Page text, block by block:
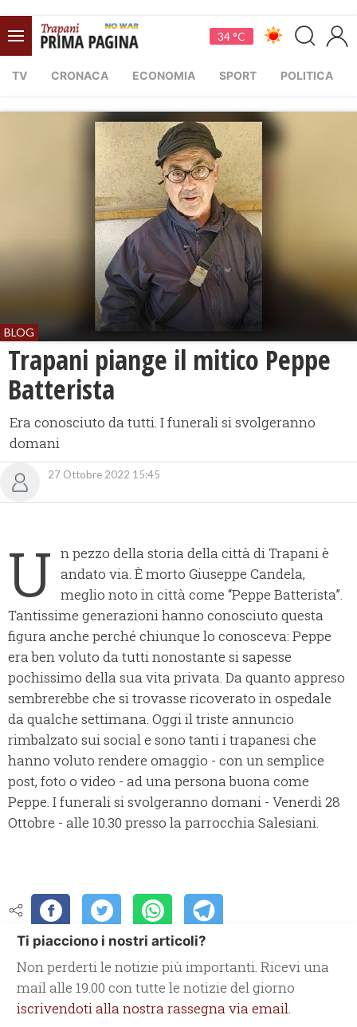
34 °C
TV CRONACA ECONOMIA SPORT POLITICA
BLOG
Trapani piange il mitico Peppe
Batterista
Era conosciuto da tutti. I funerali si svolgeranno
domani
27 Ottobre 2022 15:45
U n pezzo della storia della città di Trapani è
andato via. È morto Giuseppe Candela,
meglio noto in città come “Peppe Batterista”.
Tantissime generazioni hanno conosciuto questa
figura anche perché chiunque lo conosceva: Peppe
era ben voluto da tutti nonostante si sapesse
pochissimo della sua vita privata. Da quanto appreso
sembrerebbe che si trovasse ricoverato in ospedale
da qualche settimana. Oggi il triste annuncio
rimbalzato sui social e sono tanti i trapanesi che
hanno voluto rendere omaggio - con un semplice
post, foto o video - ad una persona buona come
Peppe. I funerali si svolgeranno domani - Venerdì 28
Ottobre - alle 10.30 presso la parrocchia Salesiani.
Ti piacciono i nostri articoli?
Non perderti le notizie più importanti. Ricevi una
mail alle 19.00 con tutte le notizie del giorno
iscrivendoti alla nostra rassegna via email.